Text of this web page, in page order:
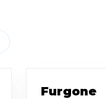
Furgone